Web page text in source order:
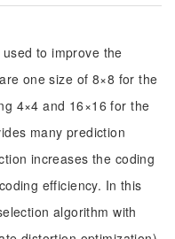
to improve the
one size of 8×8 for the
4×4 and 16×16 for the
many prediction
increases the coding
efficiency. In this
algorithm with